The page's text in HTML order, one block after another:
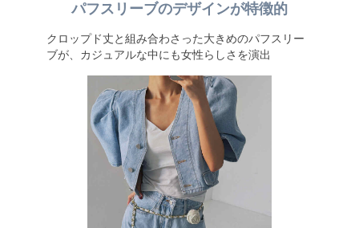
パフスリーブのデザインが特徴的
クロップド丈と組み合わさった大きめのパフスリー
ブが、カジュアルな中にも女性らしさを演出